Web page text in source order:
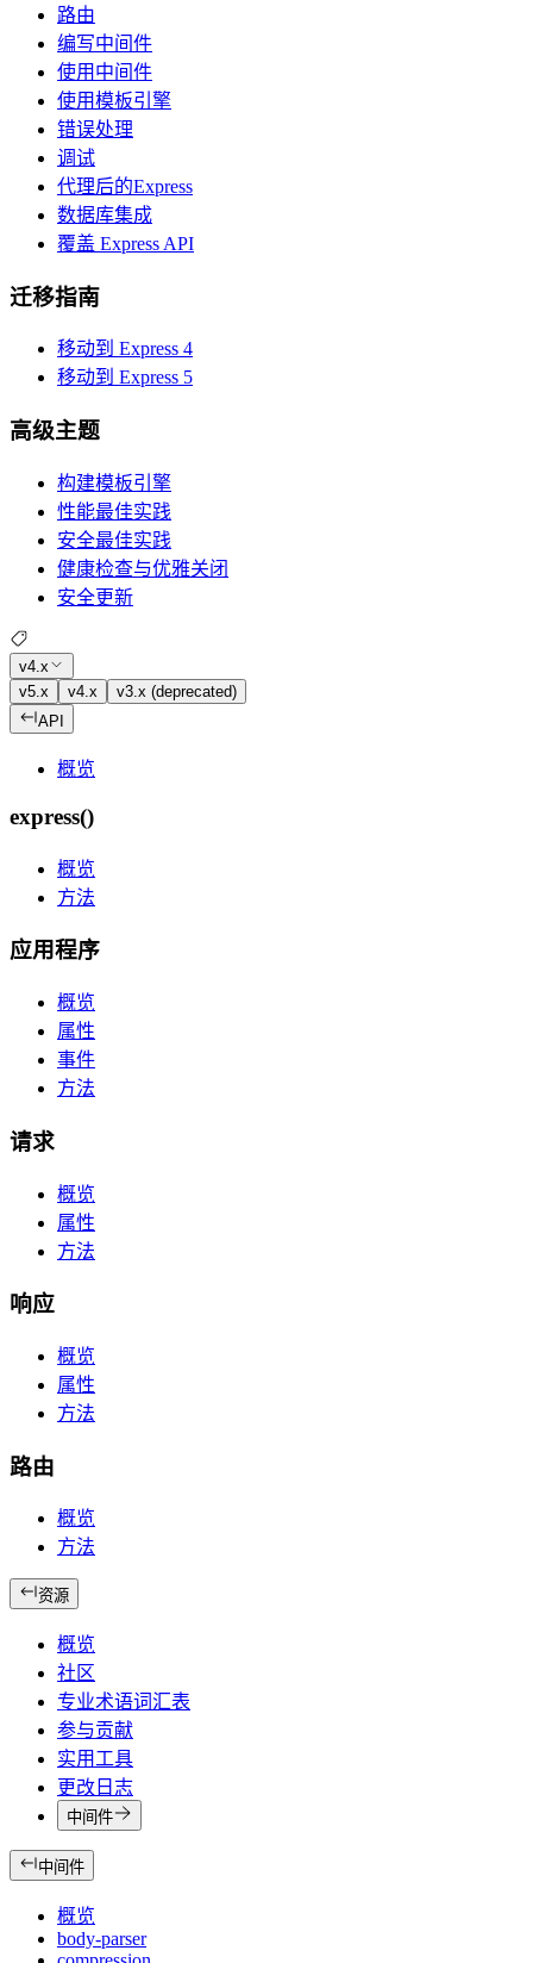
路由
编写中间件
使用中间件
使用模板引擎
错误处理
调试
代理后的Express
数据库集成
覆盖 Express API
迁移指南
移动到 Express 4
移动到 Express 5
高级主题
构建模板引擎
性能最佳实践
安全最佳实践
健康检查与优雅关闭
安全更新
v4.x
v5.x
v4.x
v3.x (deprecated)
API
概览
express()
概览
方法
应用程序
概览
属性
事件
方法
请求
概览
属性
方法
响应
概览
属性
方法
路由
概览
方法
资源
概览
社区
专业术语词汇表
参与贡献
实用工具
更改日志
中间件
中间件
概览
body-parser